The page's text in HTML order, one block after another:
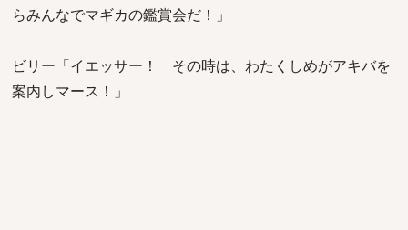
らみんなでマギカの鑑賞会だ！」
ビリー「イエッサー！ その時は、わたくしめがアキバを
案内しマース！」